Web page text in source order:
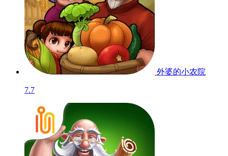
外婆的小农院
7.7